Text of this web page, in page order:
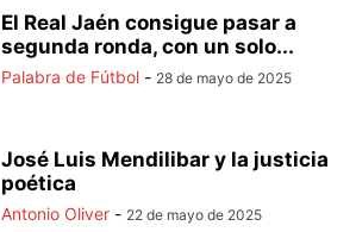
El Real Jaén consigue pasar a
segunda ronda, con un solo...
Palabra de Fútbol - 28 de mayo de 2025
José Luis Mendilibar y la justicia
poética
Antonio Oliver - 22 de mayo de 2025